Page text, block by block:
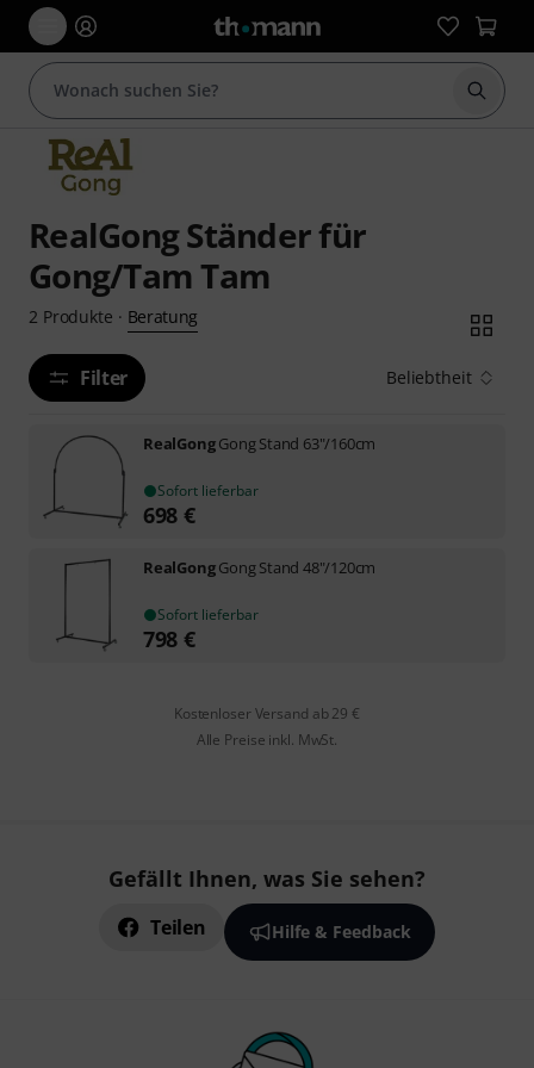
Suche
RealGong Ständer für
Gong/Tam Tam
2 Produkte · Beratung
Filter Beliebtheit
RealGongGong Stand 63"/160cm
Sofort lieferbar
698 €
RealGongGong Stand 48"/120cm
Sofort lieferbar
798 €
Kostenloser Versand ab 29 €
Alle Preise inkl. MwSt.
Gefällt Ihnen, was Sie sehen?
Teilen Hilfe & Feedback